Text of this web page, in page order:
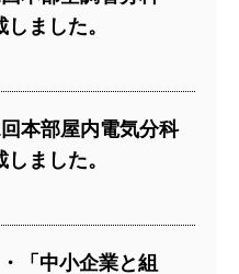
ました。
本部屋内電気分科
ました。
「中小企業と組